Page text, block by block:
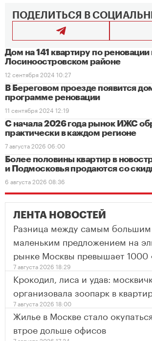
ПОДЕЛИТЬСЯ В
Дом на 141 квартиру по реновации
Лосиноостровском районе
12 сентября 2024 10:27
В Береговом проезде появится
программе реновации
11 сентября 2024 12:19
С начала 2026 года рынок ИЖС
практически в каждом регионе
7 августа 2026 06:00
Более половины квартир в
и Подмосковья продаются со
6 августа 2026 08:36
ЛЕНТА НОВОСТЕЙ
Разница между самым
маленьким предложением на
рынке Москвы превышает 1000
7 августа 2026 18:29
Крокодил, лиса и удав:
организовала зоопарк в
7 августа 2026 18:00
Жилье в Москве стало
втрое дольше офисов